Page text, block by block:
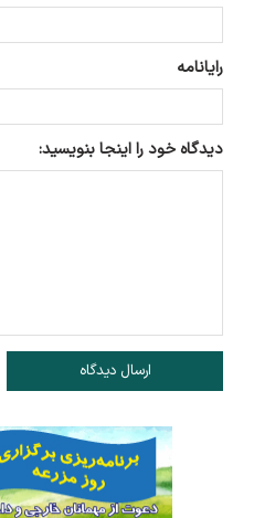
رایانامه
دیدگاه خود را اینجا بنویسید:
ارسال دیدگاه